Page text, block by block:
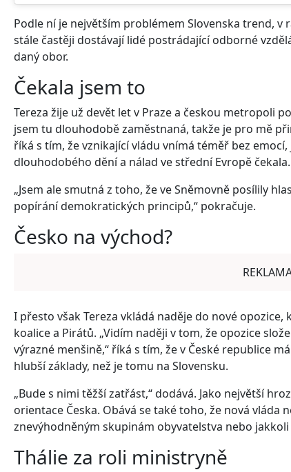
Podle ní je největším problémem Slovenska trend,
stále častěji dostávají lidé postrádající odborné
daný obor.
Čekala jsem to
Tereza žije už devět let v Praze a českou metropoli
jsem tu dlouhodobě zaměstnaná, takže je pro mě
říká s tím, že vznikající vládu vnímá téměř bez
dlouhodobého dění a nálad ve střední Evropě čekala.
„Jsem ale smutná z toho, že ve Sněmovně posílily
popírání demokratických principů,“ pokračuje.
Česko na východ?
I přesto však Tereza vkládá naděje do nové
koalice a Pirátů. „Vidím naději v tom, že opozice
výrazné menšině,“ říká s tím, že v České republice
hlubší základy, než je tomu na Slovensku.
„Bude s nimi těžší zatřást,“ dodává. Jako největší
orientace Česka. Obává se také toho, že nová vláda
znevýhodněným skupinám obyvatelstva nebo jakkoli
Thálie za roli ministryně